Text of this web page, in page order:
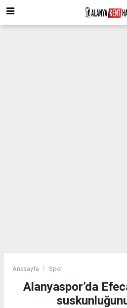
Anasayfa Spor
Alanyaspor’da